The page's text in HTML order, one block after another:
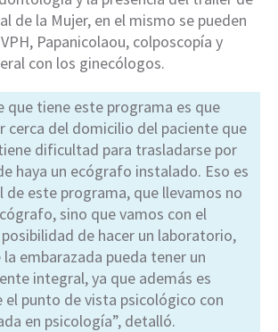
de la Mujer, en el mismo se pueden
Papanicolaou, colposcopía y
con los ginecólogos.
que tiene este programa es que
cerca del domicilio del paciente que
dificultad para trasladarse por
haya un ecógrafo instalado. Eso es
este programa, que llevamos no
sino que vamos con el
de hacer un laboratorio,
embarazada pueda tener un
integral, ya que además es
el punto de vista psicológico con
en psicología”, detalló.